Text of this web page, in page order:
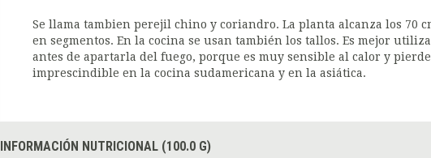
Se llama tambien perejil chino y coriandro. La planta alcanza los 70
en segmentos. En la cocina se usan también los tallos. Es mejor
antes de apartarla del fuego, porque es muy sensible al calor y
imprescindible en la cocina sudamericana y en la asiática.
INFORMACIÓN NUTRICIONAL (100.0 G)